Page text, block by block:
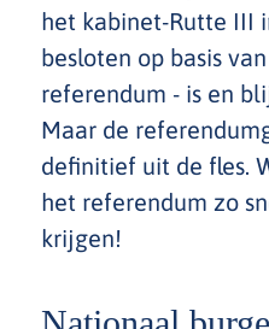
het kabinet-Rutte III
besloten op basis
referendum - is en
Maar de
definitief uit de fles.
het referendum zo
krijgen!